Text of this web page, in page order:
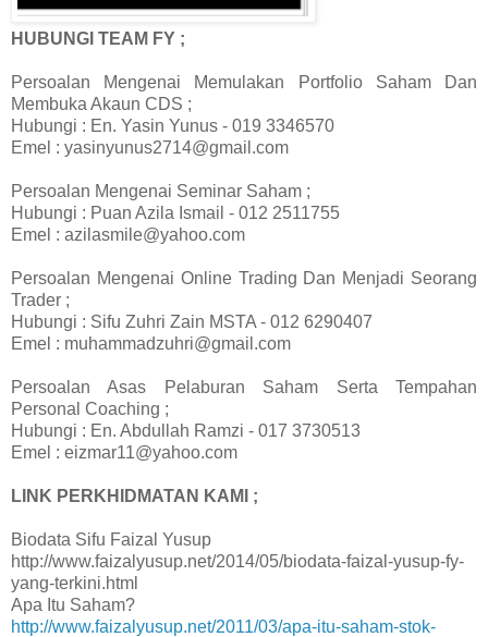
HUBUNGI TEAM FY ;
Persoalan Mengenai Memulakan Portfolio Saham Dan
Membuka Akaun CDS ;
Hubungi : En. Yasin Yunus - 019 3346570
Emel : yasinyunus2714@gmail.com
Persoalan Mengenai Seminar Saham ;
Hubungi : Puan Azila Ismail - 012 2511755
Emel : azilasmile@yahoo.com
Persoalan Mengenai Online Trading Dan Menjadi Seorang
Trader ;
Hubungi : Sifu Zuhri Zain MSTA - 012 6290407
Emel : muhammadzuhri@gmail.com
Persoalan Asas Pelaburan Saham Serta Tempahan
Personal Coaching ;
Hubungi : En. Abdullah Ramzi - 017 3730513
Emel : eizmar11@yahoo.com
LINK PERKHIDMATAN KAMI ;
Biodata Sifu Faizal Yusup
http://www.faizalyusup.net/2014/05/biodata-faizal-yusup-fy-
yang-terkini.html
Apa Itu Saham?
http://www.faizalyusup.net/2011/03/apa-itu-saham-stok-